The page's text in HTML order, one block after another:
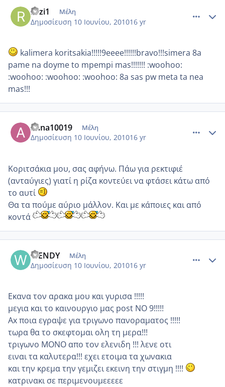
rozi1 Μέλη
Δημοσίευση 10 Ιουνίου, 201016 yr
kalimera koritsakia!!!!!9eeee!!!!!!bravo!!!simera 8a
pame na doyme to mpempi mas!!!!!!! :woohoo:
:woohoo: :woohoo: :woohoo: 8a sas pw meta ta nea
mas!!!
anna10019 Μέλη
Δημοσίευση 10 Ιουνίου, 201016 yr
Κοριτσάκια μου, σας αφήνω. Πάω για ρεκτιφιέ
(ανταύγιες) γιατί η ρίζα κοντεύει να φτάσει κάτω από
το αυτί
Θα τα πούμε αύριο μάλλον. Και με κάποιες και από
κοντά
WENDY Μέλη
Δημοσίευση 10 Ιουνίου, 201016 yr
Εκανα τον αρακα μου και γυρισα !!!!!
μεγια και το καινουργιο μας post NO 9!!!!!
Ax ποια εγραψε για τριγωνο πανοραματος !!!!!
τωρα θα το σκεφτομαι ολη τη μερα!!!
τριγωνο ΜΟΝΟ απο τον ελενιδη !!! λενε οτι
ειναι τα καλυτερα!!! εχει ετοιμα τα χωνακια
και την κρεμα την γεμιζει εκεινη την στιγμη !!!!
κατρινακι σε περιμενουμεεεεε